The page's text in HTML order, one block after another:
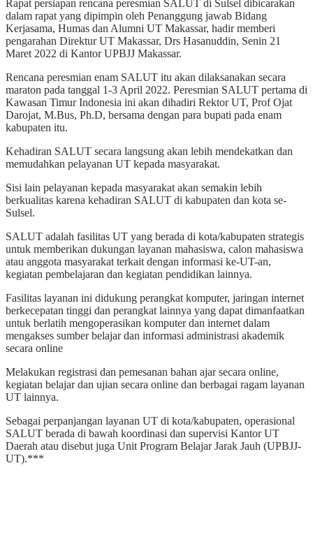
Rapat persiapan rencana peresmian SALUT di Sulsel dibicarakan
dalam rapat yang dipimpin oleh Penanggung jawab Bidang
Kerjasama, Humas dan Alumni UT Makassar, hadir memberi
pengarahan Direktur UT Makassar, Drs Hasanuddin, Senin 21
Maret 2022 di Kantor UPBJJ Makassar.
Rencana peresmian enam SALUT itu akan dilaksanakan secara
maraton pada tanggal 1-3 April 2022. Peresmian SALUT pertama di
Kawasan Timur Indonesia ini akan dihadiri Rektor UT, Prof Ojat
Darojat, M.Bus, Ph.D, bersama dengan para bupati pada enam
kabupaten itu.
Kehadiran SALUT secara langsung akan lebih mendekatkan dan
memudahkan pelayanan UT kepada masyarakat.
Sisi lain pelayanan kepada masyarakat akan semakin lebih
berkualitas karena kehadiran SALUT di kabupaten dan kota se-
Sulsel.
SALUT adalah fasilitas UT yang berada di kota/kabupaten strategis
untuk memberikan dukungan layanan mahasiswa, calon mahasiswa
atau anggota masyarakat terkait dengan informasi ke-UT-an,
kegiatan pembelajaran dan kegiatan pendidikan lainnya.
Fasilitas layanan ini didukung perangkat komputer, jaringan internet
berkecepatan tinggi dan perangkat lainnya yang dapat dimanfaatkan
untuk berlatih mengoperasikan komputer dan internet dalam
mengakses sumber belajar dan informasi administrasi akademik
secara online
Melakukan registrasi dan pemesanan bahan ajar secara online,
kegiatan belajar dan ujian secara online dan berbagai ragam layanan
UT lainnya.
Sebagai perpanjangan layanan UT di kota/kabupaten, operasional
SALUT berada di bawah koordinasi dan supervisi Kantor UT
Daerah atau disebut juga Unit Program Belajar Jarak Jauh (UPBJJ-
UT).***